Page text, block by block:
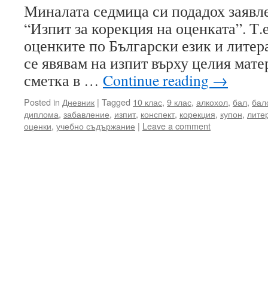
Миналата седмица си подадох
“Изпит за корекция на оценката”.
оценките по Български език и
се явявам на изпит върху целия
сметка в … Continue reading →
Posted in Дневник | Tagged 10 клас, 9 клас, алкохол, бал,
диплома, забавление, изпит, конспект, корекция, купон,
оценки, учебно съдържание | Leave a comment